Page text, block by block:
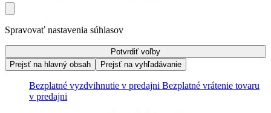
Spravovať nastavenia súhlasov
Potvrdiť voľby
Prejsť na hlavný obsah
Prejsť na vyhľadávanie
Bezplatné vyzdvihnutie v predajni Bezplatné vrátenie tovaru
v predajni